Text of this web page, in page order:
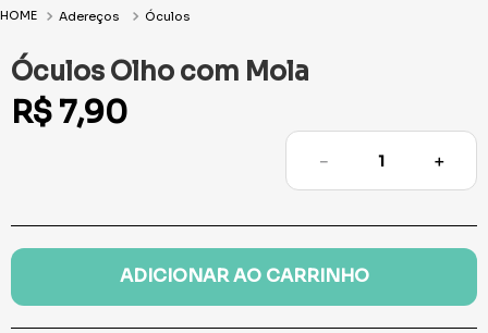
Adereços Óculos
Óculos Olho com Mola
R$ 7,90
＋
－
ADICIONAR AO CARRINHO